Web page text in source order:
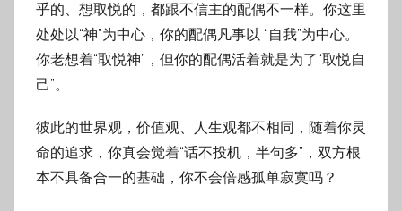
乎的、想取悦的，都跟不信主的配偶不一样。你这里
处处以“神”为中心，你的配偶凡事以 “自我”为中心。
你老想着“取悦神”，但你的配偶活着就是为了“取悦自
己”。
彼此的世界观，价值观、人生观都不相同，随着你灵
命的追求，你真会觉着“话不投机，半句多”，双方根
本不具备合一的基础，你不会倍感孤单寂寞吗？